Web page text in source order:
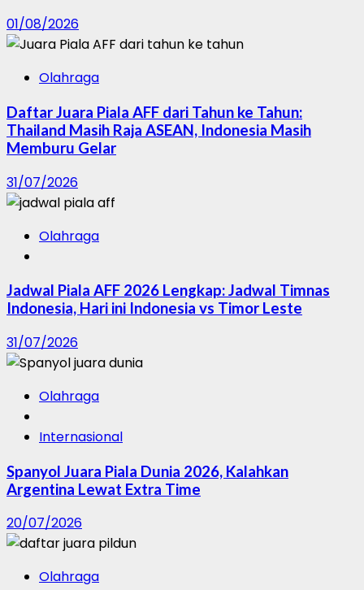
01/08/2026
Olahraga
Daftar Juara Piala AFF dari Tahun ke Tahun:
Thailand Masih Raja ASEAN, Indonesia Masih
Memburu Gelar
31/07/2026
Olahraga
Jadwal Piala AFF 2026 Lengkap: Jadwal Timnas
Indonesia, Hari ini Indonesia vs Timor Leste
31/07/2026
Olahraga
Internasional
Spanyol Juara Piala Dunia 2026, Kalahkan
Argentina Lewat Extra Time
20/07/2026
Olahraga